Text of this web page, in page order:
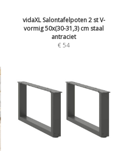
vidaXL Salontafelpoten 2 st V-
vormig 50x(30-31,3) cm staal
antraciet
€54